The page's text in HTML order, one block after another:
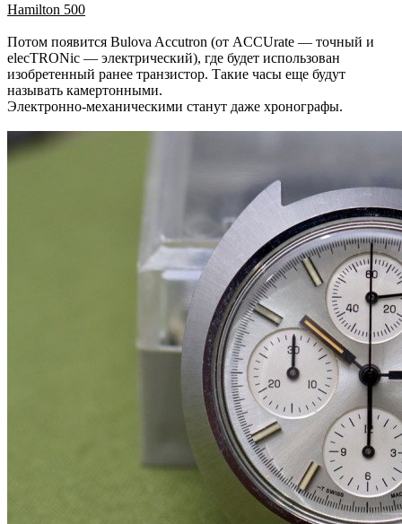
Hamilton 500
Потом появится Bulova Accutron (от ACCUrate — точный и
elecTRONic — электрический), где будет использован
изобретенный ранее транзистор. Такие часы еще будут
называть камертонными.
Электронно-механическими станут даже хронографы.